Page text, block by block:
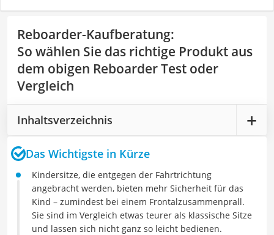
Reboarder-Kaufberatung:
So wählen Sie das richtige Produkt aus
dem obigen Reboarder Test oder
Vergleich
Inhaltsverzeichnis
Das Wichtigste in Kürze
Kindersitze, die entgegen der Fahrtrichtung
angebracht werden, bieten mehr Sicherheit für das
Kind – zumindest bei einem Frontalzusammenprall.
Sie sind im Vergleich etwas teurer als klassische Sitze
und lassen sich nicht ganz so leicht bedienen.